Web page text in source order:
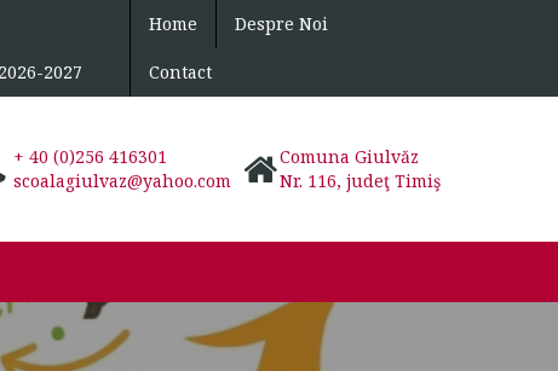
2027
Home Despre Noi
Contact
+ 40 (0)256 416301
scoalagiulvaz@yahoo.com
Comuna Giulvăz
Nr. 116, judeţ Timiş